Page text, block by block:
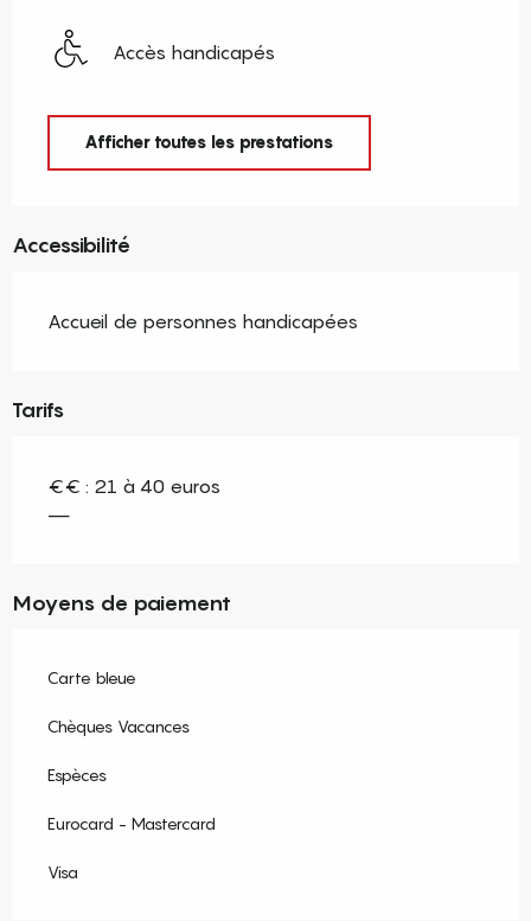
Accès handicapés
Afficher toutes les prestations
Accessibilité
Accueil de personnes handicapées
Tarifs
€€ : 21 à 40 euros
—
Moyens de paiement
Carte bleue
Chèques Vacances
Espèces
Eurocard - Mastercard
Visa